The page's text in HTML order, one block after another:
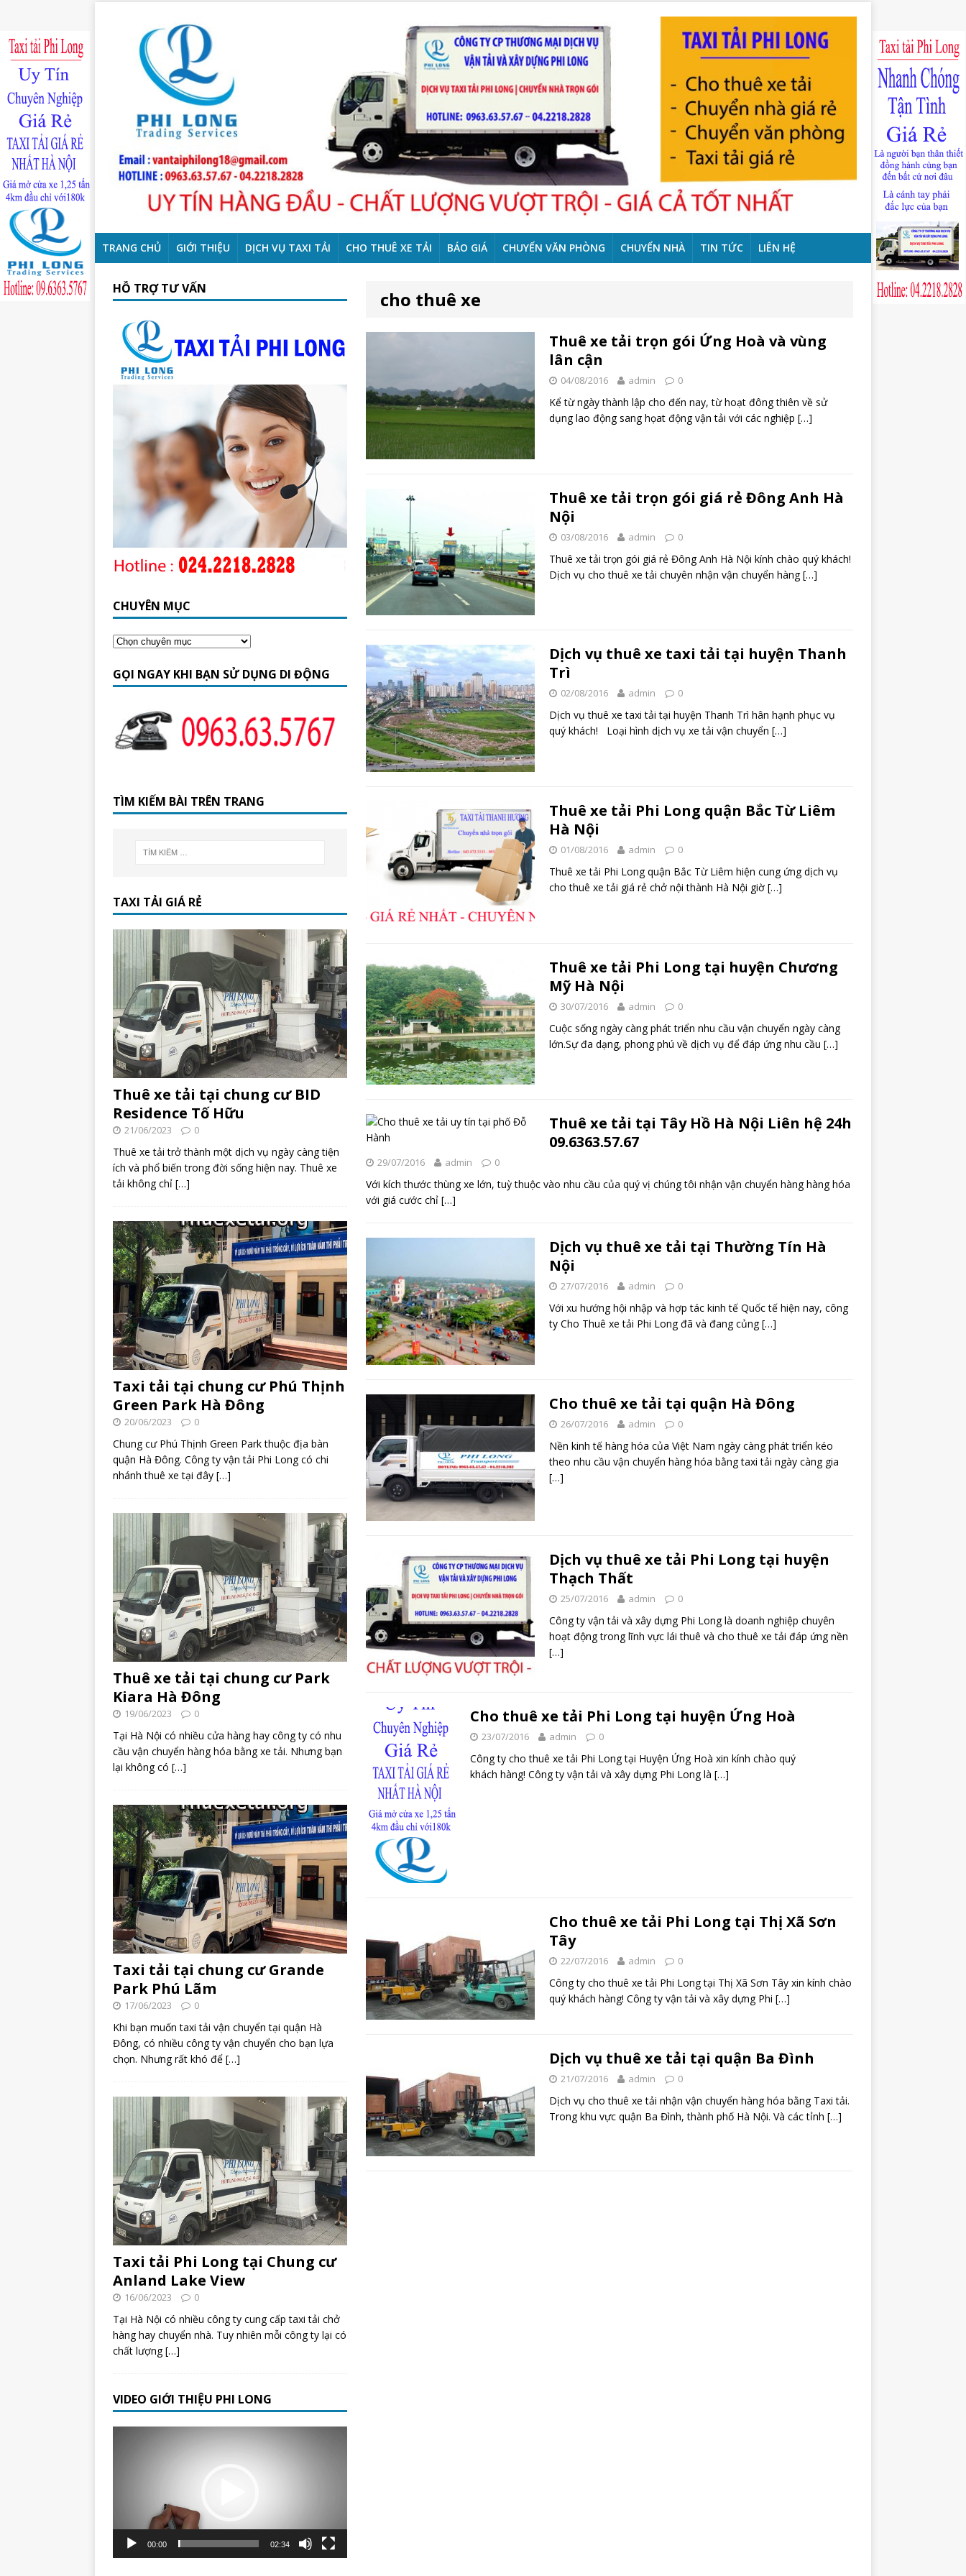
TRANG CHỦ GIỚI THIỆU DỊCH VỤ TAXI TẢI CHO THUÊ XE TẢI BÁO GIÁ CHUYỂN VĂN PHÒNG CHUYỂN NHÀ TIN TỨC LIÊN HỆ
cho thuê xe
Thuê xe tải trọn gói Ứng Hoà và vùng
lân cận
04/08/2016 admin 0
Kể từ ngày thành lập cho đến nay, từ hoạt đông thiên về sử
dụng lao động sang họat động vận tải với các nghiệp […]
Thuê xe tải trọn gói giá rẻ Đông Anh Hà
Nội
03/08/2016 admin 0
Thuê xe tải trọn gói giá rẻ Đông Anh Hà Nội kính chào quý khách!
Dịch vụ cho thuê xe tải chuyên nhận vận chuyển hàng[…]
Dịch vụ thuê xe taxi tải tại huyện Thanh
Trì
02/08/2016 admin 0
Dịch vụ thuê xe taxi tải tại huyện Thanh Trì hân hạnh phục vụ
quý khách! Loại hình dịch vụ xe tải vận chuyển […]
Thuê xe tải Phi Long quận Bắc Từ Liêm
Hà Nội
01/08/2016 admin 0
Thuê xe tải Phi Long quận Bắc Từ Liêm hiện cung ứng dịch vụ
cho thuê xe tải giá rẻ chở nội thành Hà Nội giờ […]
Thuê xe tải Phi Long tại huyện Chương
Mỹ Hà Nội
30/07/2016 admin 0
Cuộc sống ngày càng phát triển nhu cầu vận chuyển ngày càng
lớn.Sự đa dạng, phong phú về dịch vụ để đáp ứng nhu cầu […]
Thuê xe tải tại Tây Hồ Hà Nội Liên hệ 24h
09.6363.57.67
29/07/2016 admin 0
Với kích thước thùng xe lớn, tuỳ thuộc vào nhu cầu của quý vị chúng tôi nhận vận chuyển hàng hàng hóa
với giá cước chỉ […]
Dịch vụ thuê xe tải tại Thường Tín Hà
Nội
27/07/2016 admin 0
Với xu hướng hội nhập và hợp tác kinh tế Quốc tế hiện nay, công
ty Cho Thuê xe tải Phi Long đã và đang củng[…]
Cho thuê xe tải tại quận Hà Đông
26/07/2016 admin 0
Nền kinh tế hàng hóa của Việt Nam ngày càng phát triển kéo
theo nhu cầu vận chuyển hàng hóa bằng taxi tải ngày càng gia
[…]
Dịch vụ thuê xe tải Phi Long tại huyện
Thạch Thất
25/07/2016 admin 0
Công ty vận tải và xây dựng Phi Long là doanh nghiệp chuyên
hoạt động trong lĩnh vực lái thuê và cho thuê xe tải đáp ứng nền
[…]
Cho thuê xe tải Phi Long tại huyện Ứng Hoà
23/07/2016 admin 0
Công ty cho thuê xe tải Phi Long tại Huyện Ứng Hoà xin kính chào quý
khách hàng! Công ty vận tải và xây dựng Phi Long là […]
Cho thuê xe tải Phi Long tại Thị Xã Sơn
Tây
22/07/2016 admin 0
Công ty cho thuê xe tải Phi Long tại Thị Xã Sơn Tây xin kính chào
quý khách hàng! Công ty vận tải và xây dựng Phi […]
Dịch vụ thuê xe tải tại quận Ba Đình
21/07/2016 admin 0
Dịch vụ cho thuê xe tải nhận vận chuyển hàng hóa bằng Taxi tải.
Trong khu vực quận Ba Đình, thành phố Hà Nội. Và các tỉnh […]
HỖ TRỢ TƯ VẤN
CHUYÊN MỤC
GỌI NGAY KHI BẠN SỬ DỤNG DI ĐỘNG
TÌM KIẾM BÀI TRÊN TRANG
TAXI TẢI GIÁ RẺ
Thuê xe tải tại chung cư BID
Residence Tố Hữu
21/06/2023 0
Thuê xe tải trở thành một dịch vụ ngày càng tiện
ích và phổ biến trong đời sống hiện nay. Thuê xe
tải không chỉ […]
Taxi tải tại chung cư Phú Thịnh
Green Park Hà Đông
20/06/2023 0
Chung cư Phú Thịnh Green Park thuộc địa bàn
quận Hà Đông. Công ty vận tải Phi Long có chi
nhánh thuê xe tại đây […]
Thuê xe tải tại chung cư Park
Kiara Hà Đông
19/06/2023 0
Tại Hà Nội có nhiều cửa hàng hay công ty có nhu
cầu vận chuyển hàng hóa bằng xe tải. Nhưng bạn
lại không có […]
Taxi tải tại chung cư Grande
Park Phú Lãm
17/06/2023 0
Khi bạn muốn taxi tải vận chuyển tại quận Hà
Đông, có nhiều công ty vận chuyển cho bạn lựa
chọn. Nhưng rất khó để […]
Taxi tải Phi Long tại Chung cư
Anland Lake View
16/06/2023 0
Tại Hà Nội có nhiều công ty cung cấp taxi tải chở
hàng hay chuyển nhà. Tuy nhiên mỗi công ty lại có
chất lượng[…]
VIDEO GIỚI THIỆU PHI LONG
00:00 02:34